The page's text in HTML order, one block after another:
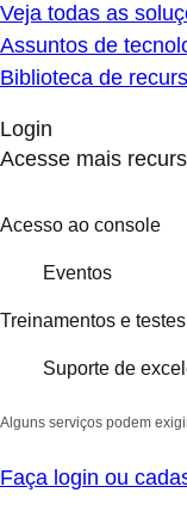
Veja todas as
Assuntos de
Biblioteca de
Login
Acesse mais
Acesso ao console
Eventos
Treinamentos e testes
Suporte de
Alguns serviços podem
Faça login ou